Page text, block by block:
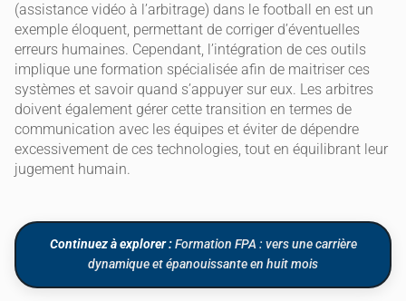
(assistance vidéo à l’arbitrage) dans le football en est un
exemple éloquent, permettant de corriger d’éventuelles
erreurs humaines. Cependant, l’intégration de ces outils
implique une formation spécialisée afin de maitriser ces
systèmes et savoir quand s’appuyer sur eux. Les arbitres
doivent également gérer cette transition en termes de
communication avec les équipes et éviter de dépendre
excessivement de ces technologies, tout en équilibrant leur
jugement humain.
Continuez à explorer :Formation FPA : vers une carrière
dynamique et épanouissante en huit mois